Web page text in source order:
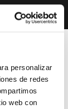
personalizar
de redes
web con